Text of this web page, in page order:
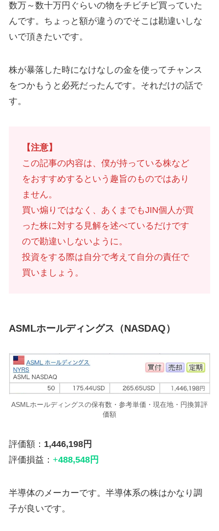
数万～数十万円ぐらいの物をチビチビ買っていた
んです。ちょっと額が違うのでそこは勘違いしな
いで頂きたいです。
株が暴落した時になけなしの金を使ってチャンス
をつかもうと必死だったんです。それだけの話で
す。
【注意】
この記事の内容は、僕が持っている株など
をおすすめするという趣旨のものではあり
ません。
買い煽りではなく、あくまでもJIN個人が買
った株に対する見解を述べているだけです
ので勘違いしないように。
投資をする際は自分で考えて自分の責任で
買いましょう。
ASMLホールディングス（NASDAQ）
ASMLホールディングスの保有数・参考単価・現在地・円換算評
価額
評価額： 1,446,198円
評価損益： +488,548円
半導体のメーカーです。半導体系の株はかなり調
子が良いです。